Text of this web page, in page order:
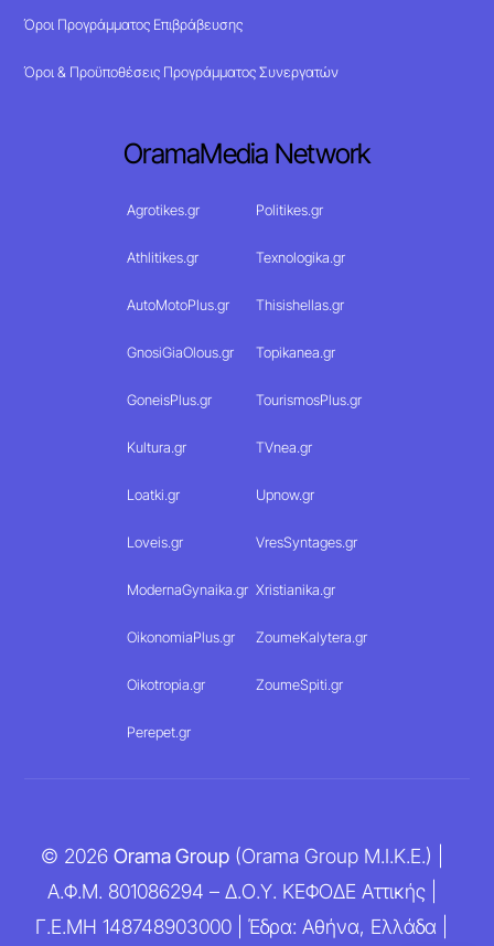
Όροι Προγράμματος Επιβράβευσης
Όροι & Προϋποθέσεις Προγράμματος Συνεργατών
OramaMedia Network
Agrotikes.gr Politikes.gr
Athlitikes.gr Texnologika.gr
AutoMotoPlus.gr Thisishellas.gr
GnosiGiaOlous.gr Topikanea.gr
GoneisPlus.gr TourismosPlus.gr
Kultura.gr TVnea.gr
Loatki.gr Upnow.gr
Loveis.gr VresSyntages.gr
ModernaGynaika.gr Xristianika.gr
OikonomiaPlus.gr ZoumeKalytera.gr
Oikotropia.gr ZoumeSpiti.gr
Perepet.gr
© 2026 Orama Group(Orama Group Μ.Ι.Κ.Ε.) |
Α.Φ.Μ. 801086294 – Δ.Ο.Υ. ΚΕΦΟΔΕ Αττικής |
Γ.Ε.ΜΗ 148748903000 | Έδρα: Αθήνα, Ελλάδα |